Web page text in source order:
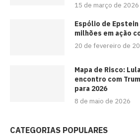
15 de março de 2026
Espólio de
milhões em ação
20 de fevereiro de
Mapa de Risco:
encontro com
para 2026
8 de maio de 2026
CATEGORIAS POPULARES